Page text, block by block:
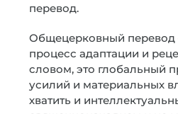
перевод.
Общецерковный
процесс адаптации и
словом, это глобальный
усилий и материальных
хватить и